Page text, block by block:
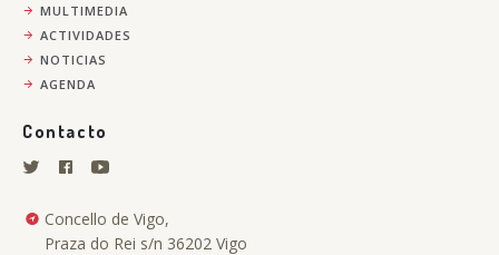
MULTIMEDIA
ACTIVIDADES
NOTICIAS
AGENDA
Contacto
Concello de Vigo,
Praza do Rei s/n 36202 Vigo